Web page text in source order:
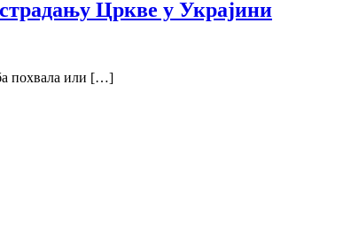
Цркве у Украјини
похвала или […]